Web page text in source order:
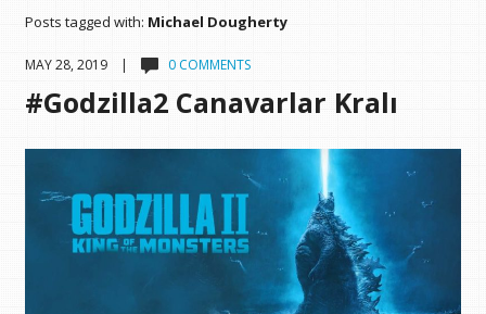
Posts tagged with: Michael Dougherty
MAY 28, 2019 | 0 COMMENTS
#Godzilla2 Canavarlar Kralı